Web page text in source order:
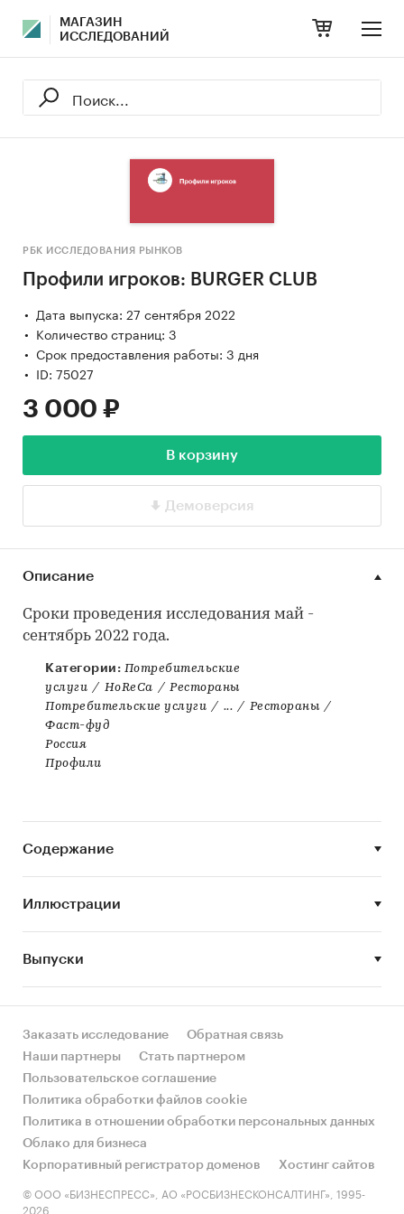
МАГАЗИН
ИССЛЕДОВАНИЙ
РБК ИССЛЕДОВАНИЯ РЫНКОВ
Профили игроков: BURGER CLUB
Дата выпуска: 27 сентября 2022
Количество страниц: 3
Срок предоставления работы: 3 дня
ID: 75027
3 000 ₽
В корзину
Демоверсия
Описание
Сроки проведения исследования май -
сентябрь 2022 года.
Категории: Потребительские
услуги / HoReCa / Рестораны
Потребительские услуги / ... / Рестораны /
Фаст-фуд
Россия
Профили
Содержание
Иллюстрации
Выпуски
Заказать исследование
Обратная связь
Наши партнеры
Стать партнером
Пользовательское соглашение
Политика обработки файлов cookie
Политика в отношении обработки персональных данных
Облако для бизнеса
Корпоративный регистратор доменов
Хостинг сайтов
© ООО «БИЗНЕСПРЕСС», АО «РОСБИЗНЕСКОНСАЛТИНГ», 1995-
2026.